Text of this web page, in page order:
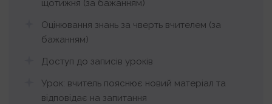
щотижня (за бажанням)
Оцінювання знань за чверть вчителем (за
бажанням)
Доступ до записів уроків
Урок: вчитель пояснює новий матеріал та
відповідає на запитання